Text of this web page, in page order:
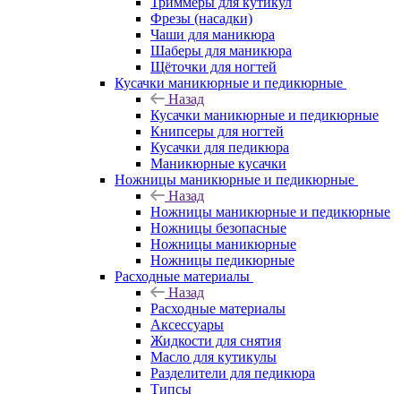
Фрезы (насадки)
Чаши для маникюра
Шаберы для маникюра
Щёточки для ногтей
Кусачки маникюрные и педикюрные
Назад
Кусачки маникюрные и педикюрные
Книпсеры для ногтей
Кусачки для педикюра
Маникюрные кусачки
Ножницы маникюрные и педикюрные
Назад
Ножницы маникюрные и педикюрные
Ножницы безопасные
Ножницы маникюрные
Ножницы педикюрные
Расходные материалы
Назад
Расходные материалы
Аксессуары
Жидкости для снятия
Масло для кутикулы
Разделители для педикюра
Типсы